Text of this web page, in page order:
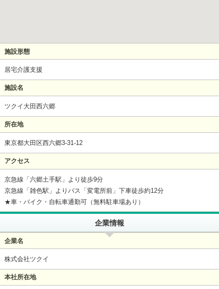
施設形態
居宅介護支援
施設名
ツクイ大田西六郷
所在地
東京都大田区西六郷3-31-12
アクセス
京急線「六郷土手駅」より徒歩9分
京急線「雑色駅」よりバス「変電所前」下車徒歩約12分
★車・バイク・自転車通勤可（無料駐車場あり）
企業情報
企業名
株式会社ツクイ
本社所在地